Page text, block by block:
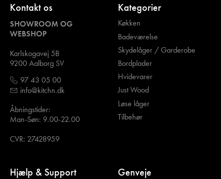
Kontakt os
SHOWROOM OG
WEBSHOP
Karlskogavej 5B
9200 Aalborg SV
97 43 05 00
info@kitchn.dk
Åbningstider:
Man-Søn: 9.00-22.00
CVR: 27428959
Kategorier
Køkken
Badeværelse
Skydelåger / Garderobe
Bordplader
Hvidevarer
Just Wood
Løse låger
Tilbehør
Hjælp & Support Genveje